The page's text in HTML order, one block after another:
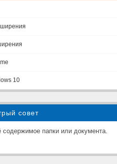
10
совет
содержимое папки или документа.